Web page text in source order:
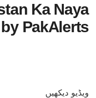
Ka Naya
PakAlerts
ویڈیو دیکھیں